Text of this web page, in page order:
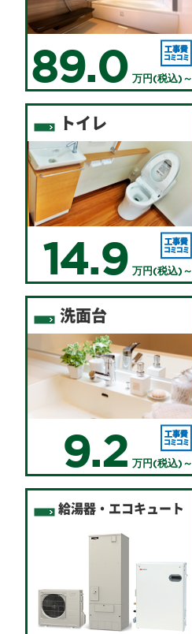
89.0 万円(税込)～
トイレ
14.9 万円(税込)～
洗面台
9.2 万円(税込)～
給湯器・エコキュート